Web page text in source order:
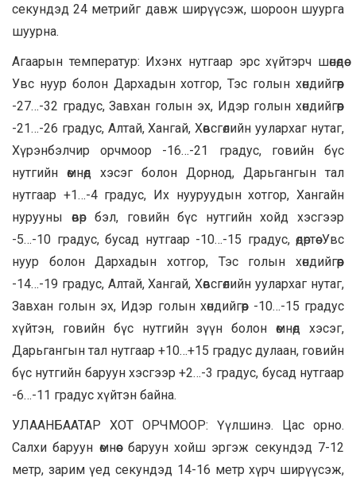
секундэд 24 метрийг давж ширүүсэж, шороон шуурга
шуурна.
Агаарын температур: Ихэнх нутгаар эрс хүйтэрч шөнөдөө
Увс нуур болон Дархадын хотгор, Тэс голын хөндийгөөр
-27…-32 градус, Завхан голын эх, Идэр голын хөндийгөөр
-21…-26 градус, Алтай, Хангай, Хөвсгөлийн уулархаг нутаг,
Хүрэнбэлчир орчмоор -16…-21 градус, говийн бүс
нутгийн өмнөд хэсэг болон Дорнод, Дарьгангын тал
нутгаар +1…-4 градус, Их нууруудын хотгор, Хангайн
нурууны өвөр бэл, говийн бүс нутгийн хойд хэсгээр
-5…-10 градус, бусад нутгаар -10…-15 градус, өдөртөө Увс
нуур болон Дархадын хотгор, Тэс голын хөндийгөөр
-14…-19 градус, Алтай, Хангай, Хөвсгөлийн уулархаг нутаг,
Завхан голын эх, Идэр голын хөндийгөөр -10…-15 градус
хүйтэн, говийн бүс нутгийн зүүн болон өмнөд хэсэг,
Дарьгангын тал нутгаар +10…+15 градус дулаан, говийн
бүс нутгийн баруун хэсгээр +2…-3 градус, бусад нутгаар
-6…-11 градус хүйтэн байна.
УЛААНБААТАР ХОТ ОРЧМООР: Үүлшинэ. Цас орно.
Салхи баруун өмнөөс баруун хойш эргэж секундэд 7-12
метр, зарим үед секундэд 14-16 метр хүрч ширүүсэж,